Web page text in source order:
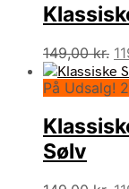
149,00kr.
På Udsalg!
Sølv